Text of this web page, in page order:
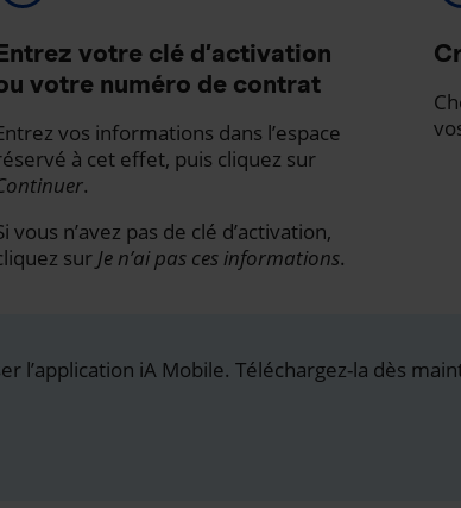
votre clé d’activation
votre numéro de contrat
vos informations dans l’espace
à cet effet, puis cliquez sur
.
vous n’avez pas de clé d’activation,
sur Je n’ai pas ces informations.
l’application iA Mobile. Téléchargez-la dès